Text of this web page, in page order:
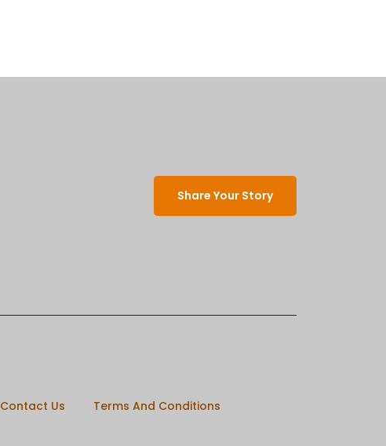
Share Your Story
Contact Us Terms And Conditions